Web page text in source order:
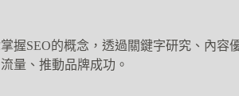
握SEO的概念，透過關鍵字研究、內容
量、推動品牌成功。